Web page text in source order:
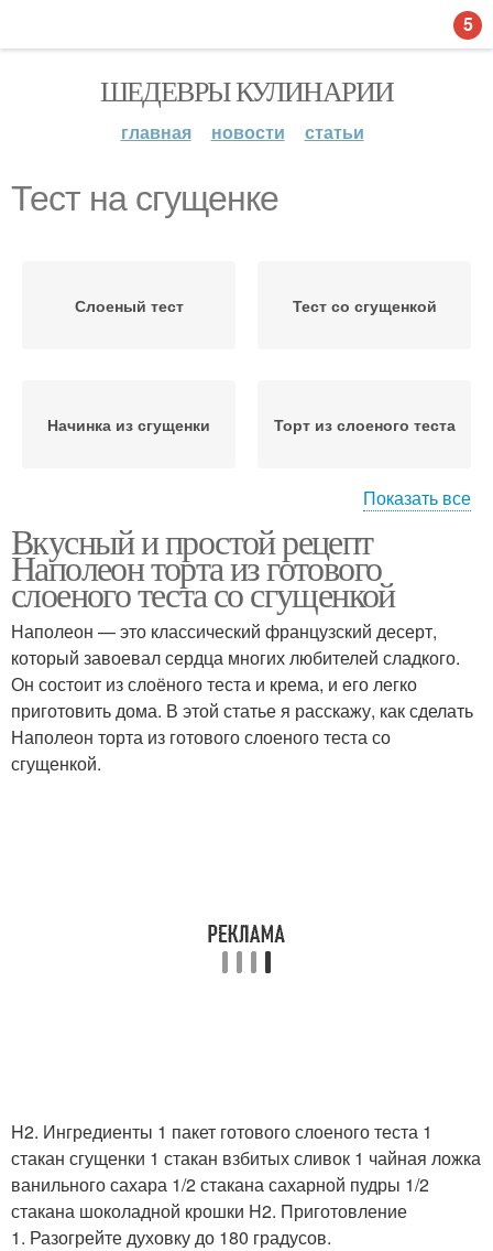
ШЕДЕВРЫ КУЛИНАРИИ
главная новости статьи
Тест на сгущенке
Слоеный тест Тест со сгущенкой
Начинка из сгущенки Торт из слоеного теста
Начинки из сгущенки
Показать все
Вкусный и простой рецепт
Наполеон торта из готового
слоеного теста со сгущенкой
Наполеон — это классический французский десерт,
который завоевал сердца многих любителей сладкого.
Он состоит из слоёного теста и крема, и его легко
приготовить дома. В этой статье я расскажу, как сделать
Наполеон торта из готового слоеного теста со
сгущенкой.
H2. Ингредиенты 1 пакет готового слоеного теста 1
стакан сгущенки 1 стакан взбитых сливок 1 чайная ложка
ванильного сахара 1/2 стакана сахарной пудры 1/2
стакана шоколадной крошки H2. Приготовление
1. Разогрейте духовку до 180 градусов.
5